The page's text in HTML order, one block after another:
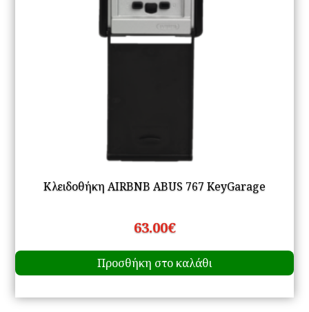
Κλειδοθήκη AIRBNB ABUS 767 KeyGarage
63.00€
Προσθήκη στο καλάθι